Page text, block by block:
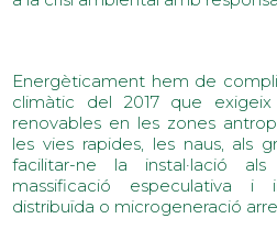
Energèticament hem de
climàtic del 2017 que
renovables en les zones
les vies rapides, les naus, als
facilitar-ne la instal·lació
massificació especulativa i
distribuïda o microgeneració